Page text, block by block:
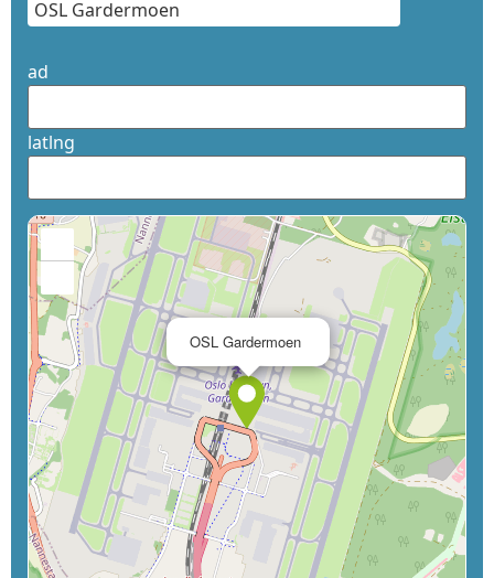
ad
latlng
OSL Gardermoen